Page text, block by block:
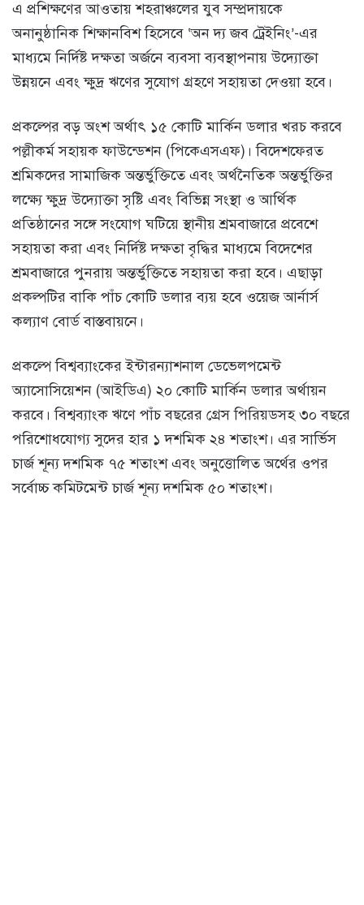
এ প্রশিক্ষণের আওতায় শহরাঞ্চলের যুব সম্প্রদায়কে
অনানুষ্ঠানিক শিক্ষানবিশ হিসেবে ‘অন দ্য জব ট্রেইনিং’-এর
মাধ্যমে নির্দিষ্ট দক্ষতা অর্জনে ব্যবসা ব্যবস্থাপনায় উদ্যোক্তা
উন্নয়নে এবং ক্ষুদ্র ঋণের সুযোগ গ্রহণে সহায়তা দেওয়া হবে।
প্রকল্পের বড় অংশ অর্থাৎ ১৫ কোটি মার্কিন ডলার খরচ করবে
পল্লীকর্ম সহায়ক ফাউন্ডেশন (পিকেএসএফ)। বিদেশফেরত
শ্রমিকদের সামাজিক অন্তর্ভুক্তিতে এবং অর্থনৈতিক অন্তর্ভুক্তির
লক্ষ্যে ক্ষুদ্র উদ্যোক্তা সৃষ্টি এবং বিভিন্ন সংস্থা ও আর্থিক
প্রতিষ্ঠানের সঙ্গে সংযোগ ঘটিয়ে স্থানীয় শ্রমবাজারে প্রবেশে
সহায়তা করা এবং নির্দিষ্ট দক্ষতা বৃদ্ধির মাধ্যমে বিদেশের
শ্রমবাজারে পুনরায় অন্তর্ভুক্তিতে সহায়তা করা হবে। এছাড়া
প্রকল্পটির বাকি পাঁচ কোটি ডলার ব্যয় হবে ওয়েজ আর্নার্স
কল্যাণ বোর্ড বাস্তবায়নে।
প্রকল্পে বিশ্বব্যাংকের ইন্টারন্যাশনাল ডেভেলপমেন্ট
অ্যাসোসিয়েশন (আইডিএ) ২০ কোটি মার্কিন ডলার অর্থায়ন
করবে। বিশ্বব্যাংক ঋণে পাঁচ বছরের গ্রেস পিরিয়ডসহ ৩০ বছরে
পরিশোধযোগ্য সুদের হার ১ দশমিক ২৪ শতাংশ। এর সার্ভিস
চার্জ শূন্য দশমিক ৭৫ শতাংশ এবং অনুত্তোলিত অর্থের ওপর
সর্বোচ্চ কমিটমেন্ট চার্জ শূন্য দশমিক ৫০ শতাংশ।